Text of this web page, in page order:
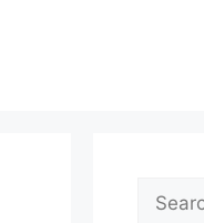
Search
for: